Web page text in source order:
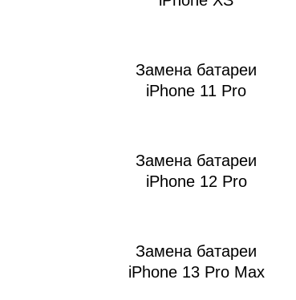
Замена батареи
iPhone 11 Pro
Замена батареи
iPhone 12 Pro
Замена батареи
iPhone 13 Pro Max